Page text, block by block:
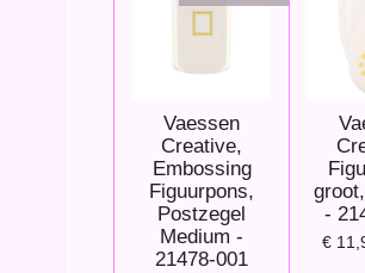
Vaessen
Creative,
Embossing
Figuurpons,
Postzegel
Medium -
21478-001
-
€